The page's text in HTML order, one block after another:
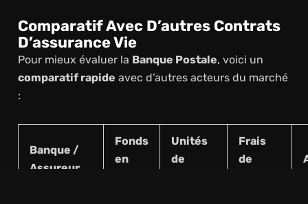
Comparatif Avec D’autres Contrats
D’assurance Vie
Pour mieux évaluer la Banque Postale, voici un
comparatif rapide avec d’autres acteurs du marché
:
Banque /
Assureur
Fonds
en
Unités
de
Frais
de